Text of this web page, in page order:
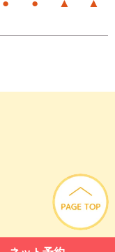
● ● ▲ ▲